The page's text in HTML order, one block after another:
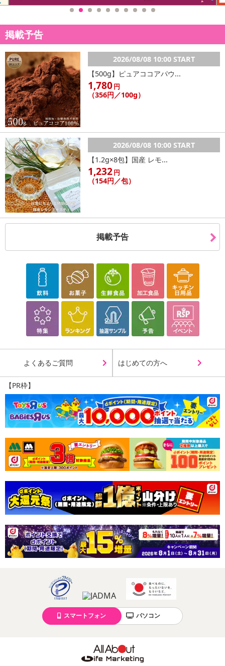
掲載予告
2026/08/08 10:00 START
【500g】ピュアココアパウ...
1,780円
（356円／100g）
2026/08/08 10:00 START
【1.2g×8包】国産 レモ...
1,232円
（154円／包）
掲載予告
よくあるご質問 はじめての方へ
【PR枠】
スマートフォン パソコン